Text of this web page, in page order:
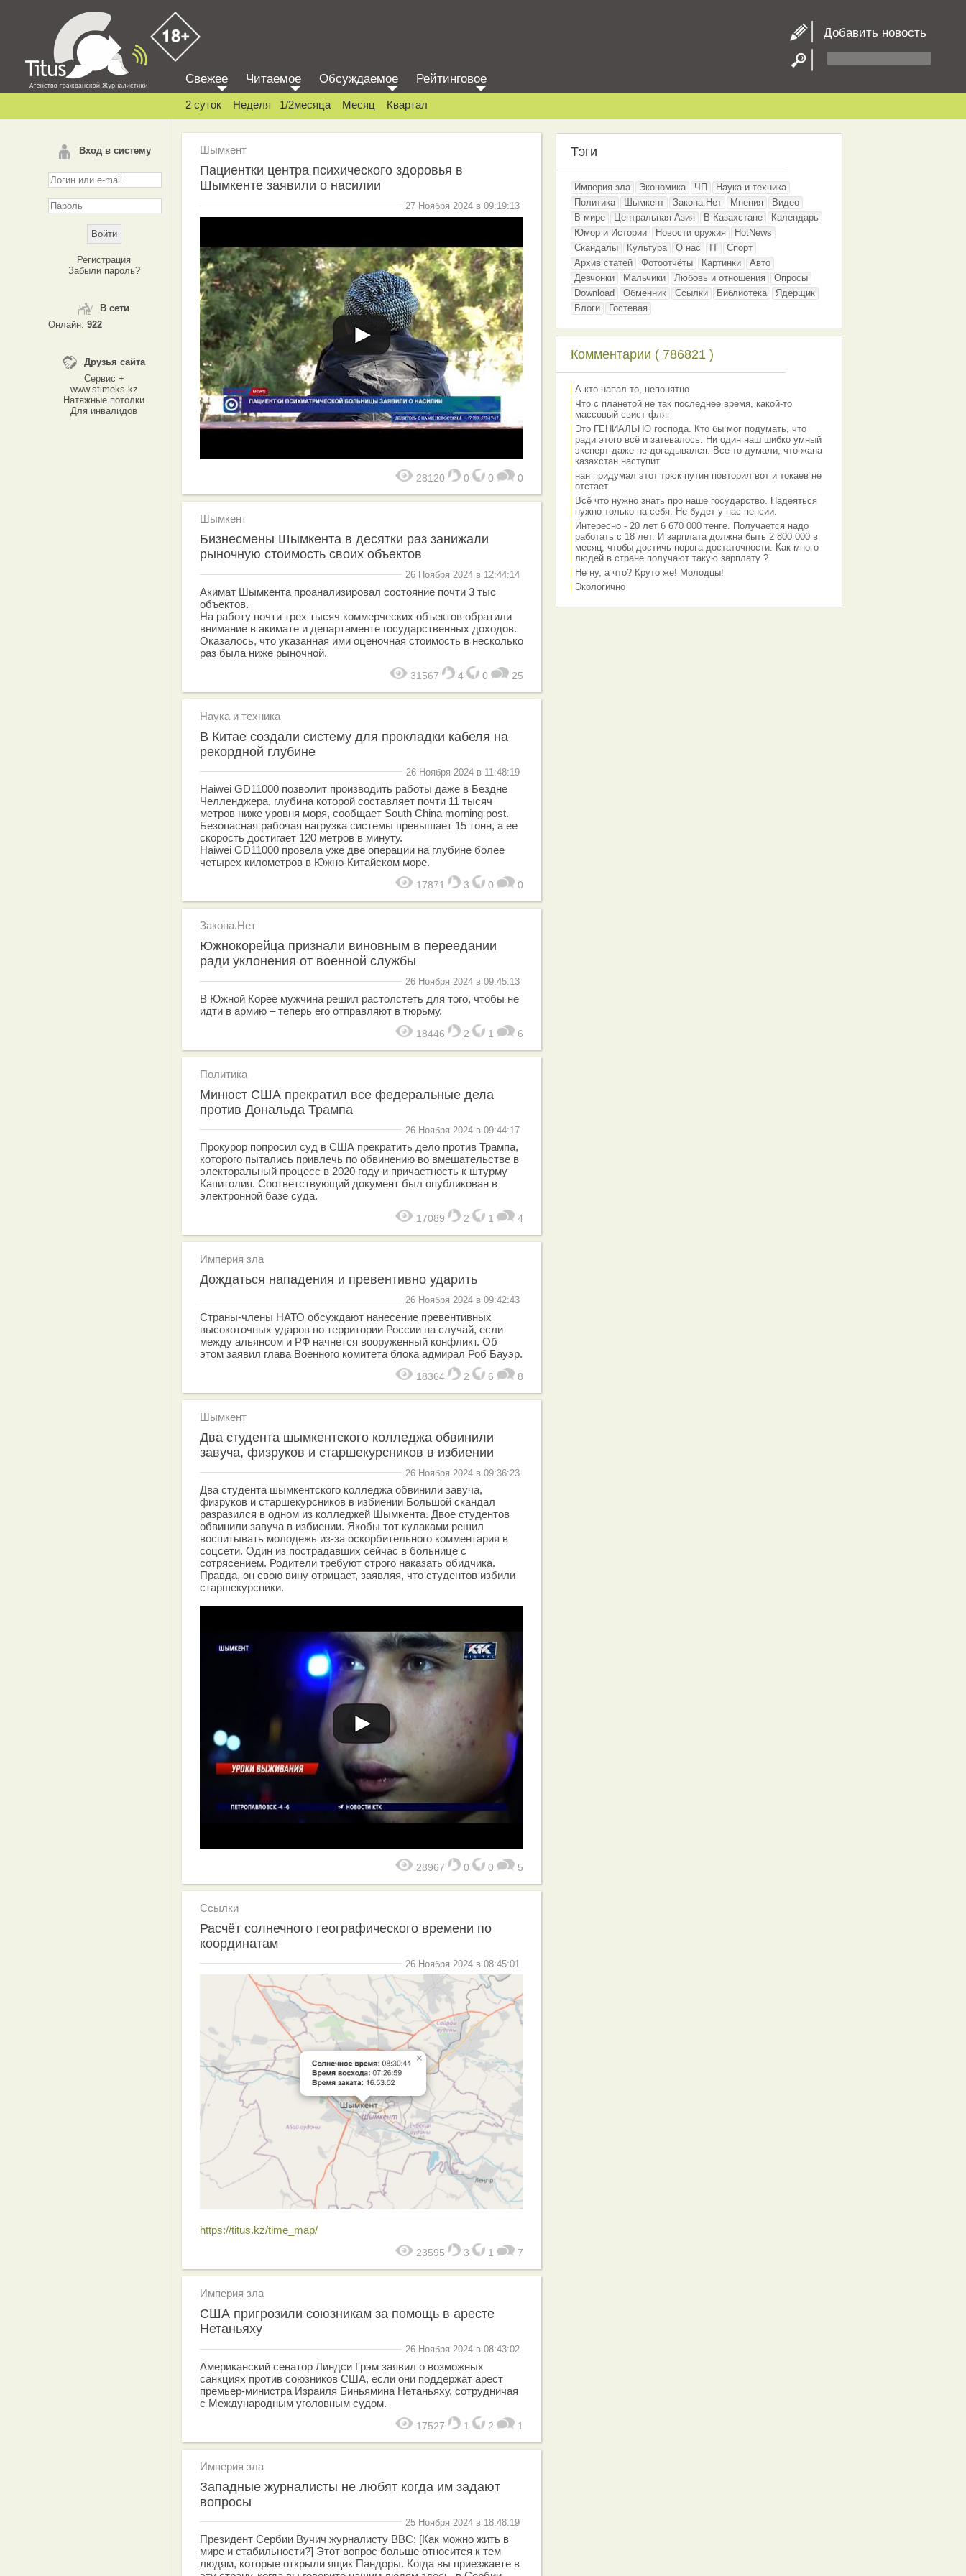
Добавить новость
Вход в систему
Регистрация
Забыли пароль?
В сети
Онлайн: 922
Друзья сайта
Сервис +
www.stimeks.kz
Натяжные потолки
Для инвалидов
Свежее Читаемое Обсуждаемое Рейтинговое
2 суток Неделя 1/2месяца Месяц Квартал
Шымкент
Пациентки центра психического здоровья в
Шымкенте заявили о насилии
27 Ноября 2024 в 09:19:13
28120 0 0 0
Шымкент
Бизнесмены Шымкента в десятки раз занижали
рыночную стоимость своих объектов
26 Ноября 2024 в 12:44:14
Акимат Шымкента проанализировал состояние почти 3 тыс
объектов.
На работу почти трех тысяч коммерческих объектов обратили
внимание в акимате и департаменте государственных доходов.
Оказалось, что указанная ими оценочная стоимость в несколько
раз была ниже рыночной.
31567 4 0 25
Наука и техника
В Китае создали систему для прокладки кабеля на
рекордной глубине
26 Ноября 2024 в 11:48:19
Haiwei GD11000 позволит производить работы даже в Бездне
Челленджера, глубина которой составляет почти 11 тысяч
метров ниже уровня моря, сообщает South China morning post.
Безопасная рабочая нагрузка системы превышает 15 тонн, а ее
скорость достигает 120 метров в минуту.
Haiwei GD11000 провела уже две операции на глубине более
четырех километров в Южно-Китайском море.
17871 3 0 0
Закона.Нет
Южнокорейца признали виновным в переедании
ради уклонения от военной службы
26 Ноября 2024 в 09:45:13
В Южной Корее мужчина решил растолстеть для того, чтобы не
идти в армию – теперь его отправляют в тюрьму.
18446 2 1 6
Политика
Минюст США прекратил все федеральные дела
против Дональда Трампа
26 Ноября 2024 в 09:44:17
Прокурор попросил суд в США прекратить дело против Трампа,
которого пытались привлечь по обвинению во вмешательстве в
электоральный процесс в 2020 году и причастность к штурму
Капитолия. Соответствующий документ был опубликован в
электронной базе суда.
17089 2 1 4
Империя зла
Дождаться нападения и превентивно ударить
26 Ноября 2024 в 09:42:43
Страны-члены НАТО обсуждают нанесение превентивных
высокоточных ударов по территории России на случай, если
между альянсом и РФ начнется вооруженный конфликт. Об
этом заявил глава Военного комитета блока адмирал Роб Бауэр.
18364 2 6 8
Шымкент
Два студента шымкентского колледжа обвинили
завуча, физруков и старшекурсников в избиении
26 Ноября 2024 в 09:36:23
Два студента шымкентского колледжа обвинили завуча,
физруков и старшекурсников в избиении Большой скандал
разразился в одном из колледжей Шымкента. Двое студентов
обвинили завуча в избиении. Якобы тот кулаками решил
воспитывать молодежь из-за оскорбительного комментария в
соцсети. Один из пострадавших сейчас в больнице с
сотрясением. Родители требуют строго наказать обидчика.
Правда, он свою вину отрицает, заявляя, что студентов избили
старшекурсники.
28967 0 0 5
Ссылки
Расчёт солнечного географического времени по
координатам
26 Ноября 2024 в 08:45:01
https://titus.kz/time_map/
23595 3 1 7
Империя зла
США пригрозили союзникам за помощь в аресте
Нетаньяху
26 Ноября 2024 в 08:43:02
Американский сенатор Линдси Грэм заявил о возможных
санкциях против союзников США, если они поддержат арест
премьер-министра Израиля Биньямина Нетаньяху, сотрудничая
с Международным уголовным судом.
17527 1 2 1
Империя зла
Западные журналисты не любят когда им задают
вопросы
25 Ноября 2024 в 18:48:19
Президент Сербии Вучич журналисту BBC: [Как можно жить в
мире и стабильности?] Этот вопрос больше относится к тем
людям, которые открыли ящик Пандоры. Когда вы приезжаете в
Тэги
Империя зла Экономика ЧП
Наука и техника
Политика
Шымкент Закона.Нет Мнения
Видео
В мире
Центральная Азия В Казахстане
Календарь
Юмор и Истории
Новости оружия
HotNews
Скандалы
Культура О нас IT
Спорт
Архив статей
Фотоотчёты Картинки
Авто
Девчонки
Мальчики Любовь и отношения
Опросы
Download
Обменник Ссылки Библиотека
Ядерщик
Блоги
Гостевая
Комментарии ( 786821 )
А кто напал то, непонятно
Что с планетой не так последнее время, какой-то
массовый свист фляг
Это ГЕНИАЛЬНО господа. Кто бы мог подумать, что
ради этого всё и затевалось. Ни один наш шибко умный
эксперт даже не догадывался. Все то думали, что жана
казахстан наступит
нан придумал этот трюк путин повторил вот и токаев не
отстает
Всё что нужно знать про наше государство. Надеяться
нужно только на себя. Не будет у нас пенсии.
Интересно - 20 лет 6 670 000 тенге. Получается надо
работать с 18 лет. И зарплата должна быть 2 800 000 в
месяц, чтобы достичь порога достаточности. Как много
людей в стране получают такую зарплату ?
Не ну, а что? Круто же! Молодцы!
Экологично